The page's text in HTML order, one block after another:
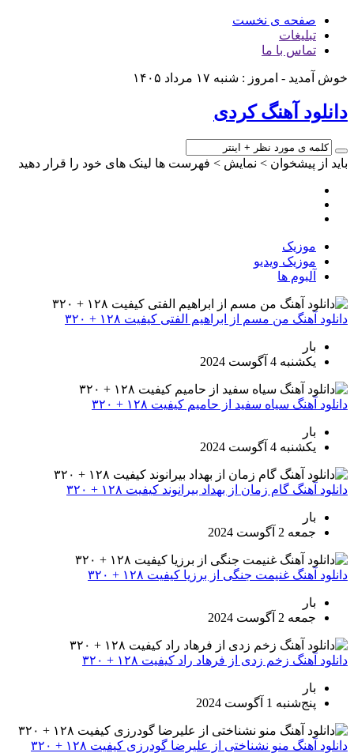
صفحه ی نخست
تبلیغات
تماس با ما
خوش آمدید - امروز : شنبه ۱۷ مرداد ۱۴۰۵
دانلود آهنگ کردی
باید از پیشخوان > نمایش > فهرست ها لینک های خود را قرار دهید
موزیک
موزیک ویدیو
آلبوم ها
دانلود آهنگ من مسم از ابراهیم الفتی کیفیت ۱۲۸ + ۳۲۰
بار
یکشنبه 4 آگوست 2024
دانلود آهنگ سیاه سفید از حامیم کیفیت ۱۲۸ + ۳۲۰
بار
یکشنبه 4 آگوست 2024
دانلود آهنگ گام زمان از بهداد بیرانوند کیفیت ۱۲۸ + ۳۲۰
بار
جمعه 2 آگوست 2024
دانلود آهنگ غنیمت جنگی از برزیا کیفیت ۱۲۸ + ۳۲۰
بار
جمعه 2 آگوست 2024
دانلود آهنگ زخم زدی از فرهاد راد کیفیت ۱۲۸ + ۳۲۰
بار
پنج‌شنبه 1 آگوست 2024
دانلود آهنگ منو نشناختی از علیرضا گودرزی کیفیت ۱۲۸ + ۳۲۰